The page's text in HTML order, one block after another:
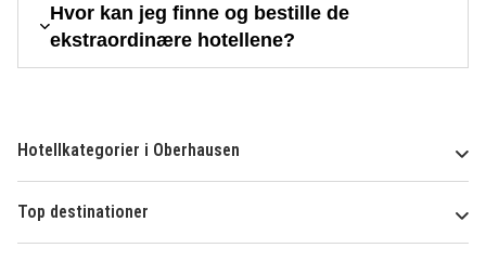
Hvor kan jeg finne og bestille de
ekstraordinære hotellene?
Hotellkategorier i Oberhausen
Top destinationer